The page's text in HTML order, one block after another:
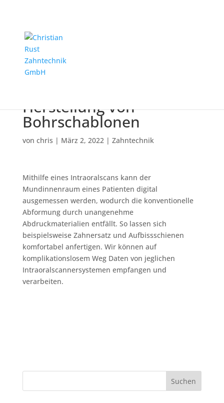
3D Implantatplanung
Herstellung von
Bohrschablonen
von chris | März 2, 2022| Zahntechnik
Mithilfe eines Intraoralscans kann der
Mundinnenraum eines Patienten digital
ausgemessen werden, wodurch die konventionelle
Abformung durch unangenehme
Abdruckmaterialien entfällt. So lassen sich
beispielsweise Zahnersatz und Aufbissschienen
komfortabel anfertigen. Wir können auf
komplikationslosem Weg Daten von jeglichen
Intraoralscannersystemen empfangen und
verarbeiten.
Suchen